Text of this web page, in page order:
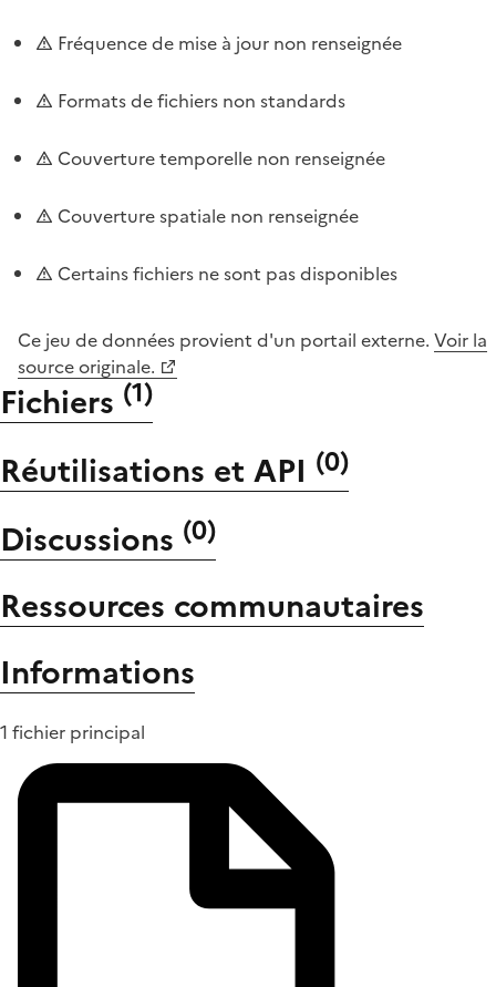
Fréquence de mise à jour non renseignée
Formats de fichiers non standards
Couverture temporelle non renseignée
Couverture spatiale non renseignée
Certains fichiers ne sont pas disponibles
Ce jeu de données provient d'un portail externe. Voir la
source originale.
Fichiers (1)
Réutilisations et API (0)
Discussions (0)
Ressources communautaires
Informations
1 fichier principal